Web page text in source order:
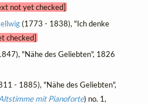
not yet checked]
(1773 - 1838), "Ich denke
checked]
"Nähe des Geliebten", 1826
- 1885), "Nähe des Geliebten",
mit Pianoforte) no. 1,